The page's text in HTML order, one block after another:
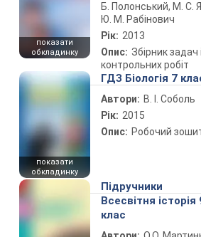
показати
обкладинку
Б. Полонський, М. С.
Ю. М. Рабінович
Рік: 2013
Опис: Збірник задач і
контрольних робіт
показати
обкладинку
ГДЗ Біологія 7
Автори: В. І. Соболь
Рік: 2015
Опис: Робочий
Підручники
Всесвітня історія
клас